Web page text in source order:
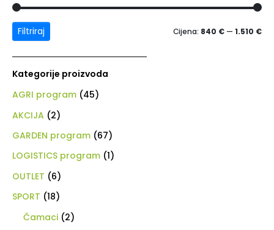
Filtriraj Cijena: 840 € — 1.510 €
Kategorije proizvoda
AGRI program (45)
AKCIJA (2)
GARDEN program (67)
LOGISTICS program (1)
OUTLET (6)
SPORT (18)
Čamaci (2)